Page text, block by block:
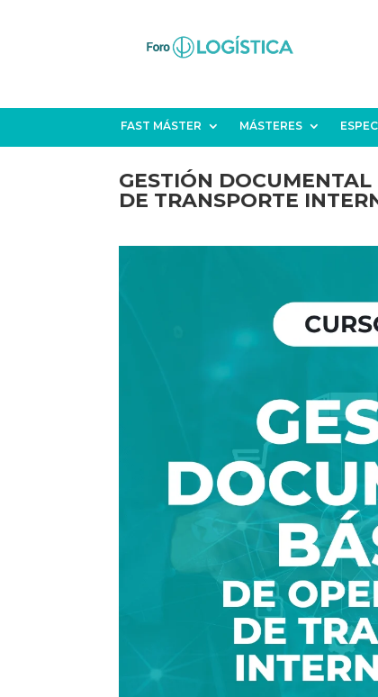
FAST MÁSTER MÁSTERES
GESTIÓN
DE TRANSPORTE